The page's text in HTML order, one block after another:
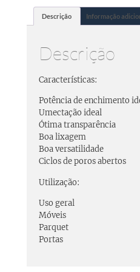
Descrição Informação
Descrição
Características:
Potência de enchimento
Umectação ideal
Ótima transparência
Boa lixagem
Boa versatilidade
Ciclos de poros abertos
Utilização:
Uso geral
Móveis
Parquet
Portas